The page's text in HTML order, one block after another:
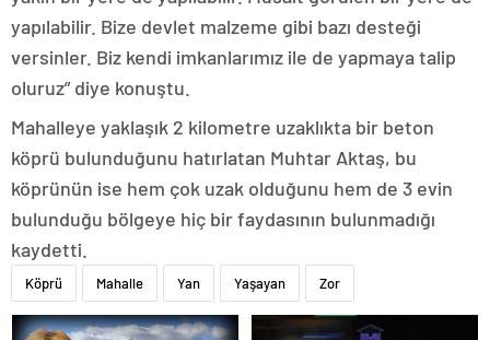
yapılabilir. Bize devlet malzeme gibi bazı desteği
versinler. Biz kendi imkanlarımız ile de yapmaya talip
oluruz” diye konuştu.
Mahalleye yaklaşık 2 kilometre uzaklıkta bir beton
köprü bulunduğunu hatırlatan Muhtar Aktaş, bu
köprünün ise hem çok uzak olduğunu hem de 3 evin
bulunduğu bölgeye hiç bir faydasının bulunmadığı
kaydetti.
Köprü Mahalle Yan Yaşayan Zor